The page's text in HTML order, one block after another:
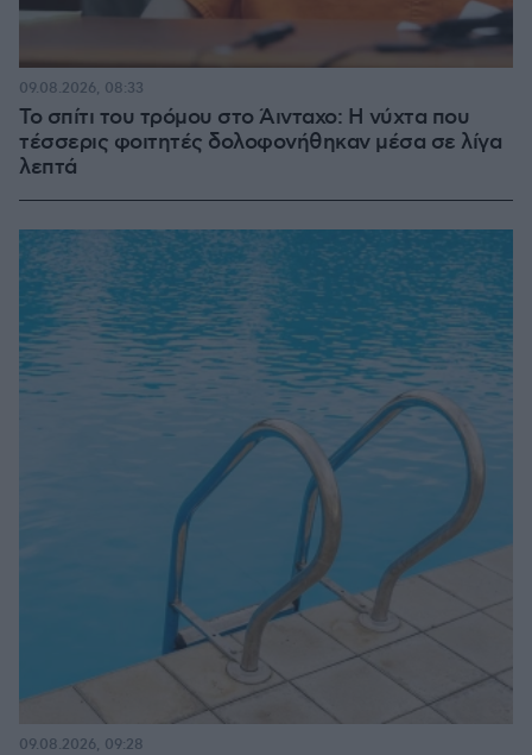
Το σπίτι του τρόμου στο Άινταχο: Η νύχτα που
τέσσερις φοιτητές δολοφονήθηκαν μέσα σε λίγα
λεπτά
09.08.2026, 08:33
09.08.2026, 09:28